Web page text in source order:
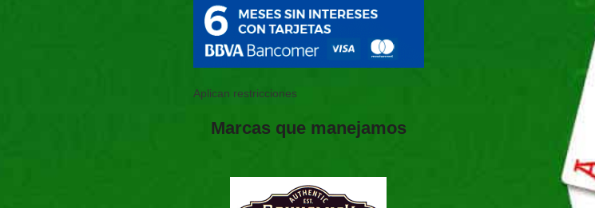
Aplican restricciones
Marcas que manejamos